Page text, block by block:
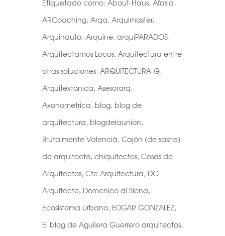
Etiquetado como: About-Haus, Afasia,
ARCoaching, Arqa, Arquimaster,
Arquinauta, Arquine, arquiPARADOS,
Arquitectamos Locos, Arquitectura entre
otras soluciones, ARQUITECTURA-G,
Arquitextonica, Asesorarq,
Axonometrica, blog, blog de
arquitectura, blogdelaunion,
Brutalmente Valencià, Cajón (de sastre)
de arquitecto, chiquitectos, Cosas de
Arquitectos, Cte Arquitectura, DG
Arquitecto, Domenico di Siena,
Ecosistema Urbano, EDGAR GONZALEZ,
El blog de Aguilera Guerrero arquitectos,